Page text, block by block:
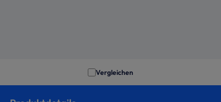
Vergleichen